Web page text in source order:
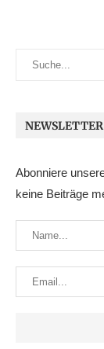
NEWSLETTER
Abonniere
keine Beiträge